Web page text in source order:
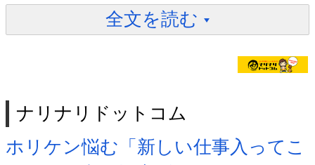
全文を読む
ナリナリドットコム
ホリケン悩む「新しい仕事入ってこ